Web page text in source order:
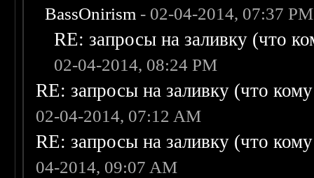
BassOnirism - 02-04-2014, 07:37 PM
RE: запросы на заливку (что
02-04-2014, 08:24 PM
RE: запросы на заливку (что
02-04-2014, 07:12 AM
RE: запросы на заливку (что
04-2014, 09:07 AM